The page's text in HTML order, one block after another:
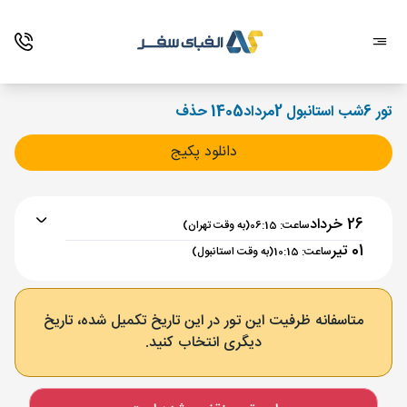
تور 6شب استانبول 2مرداد1405 حذف
دانلود پکیج
26 خرداد ساعت: 06:15 (به وقت تهران)
01 تیر ساعت: 10:15 (به وقت استانبول)
برنامه رفت :
فرودگاه بین‌المللی امام خمینی IKA
استانبول , فرودگاه جدید استانبول IST
متاسفانه ظرفیت این تور در این تاریخ تکمیل شده، تاریخ
دیگری انتخاب کنید.